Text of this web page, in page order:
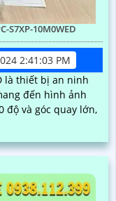
S7XP-10M0WED
2:41:03 PM
là thiết bị an ninh
đến hình ảnh